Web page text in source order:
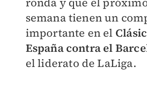
semana tienen un
importante en el
España contra el
el liderato de LaLiga.